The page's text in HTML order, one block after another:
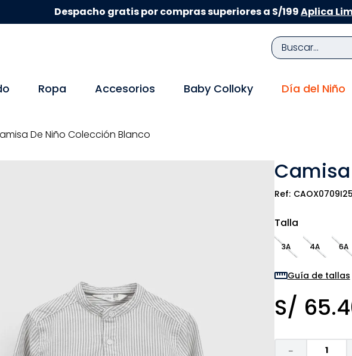
Despacho gratis por compras superiores a S/199Aplica
Buscar...
Ropa Accesorios Baby Colloky Día del Niño
De Niño Colección Blanco
CAOX0709I25
Talla
3A 4A 6A
Guía de tallas
S/ 65.
－
TÉRMINOS MÁS BUSCADOS
10